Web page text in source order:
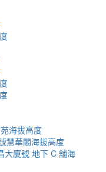
海拔高度
慧華閣海拔高度
大廈號 地下 C 舖海